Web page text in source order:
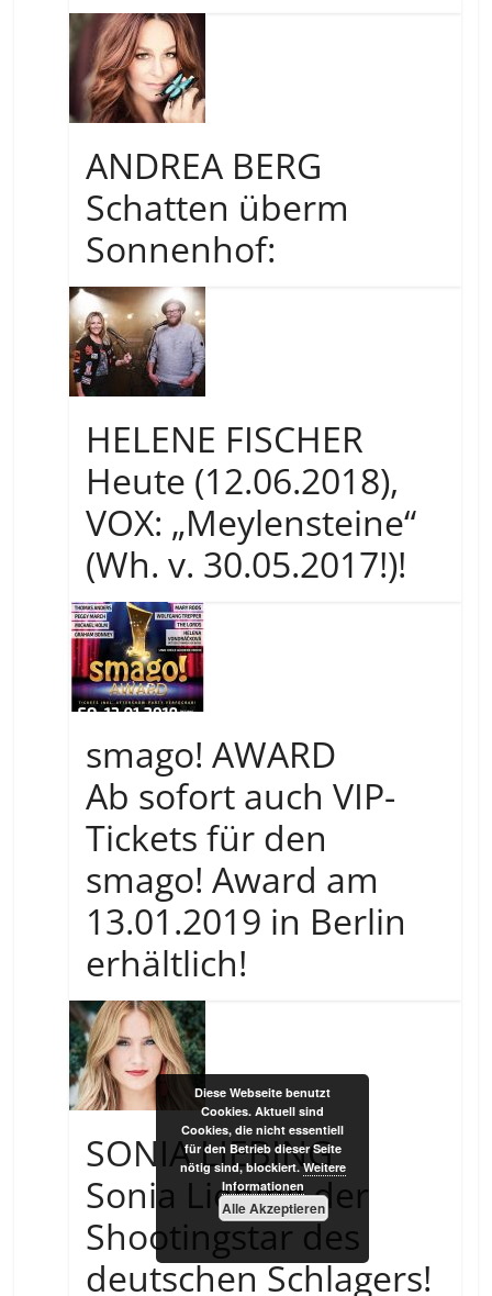
ANDREA BERG
Schatten überm
Sonnenhof:
HELENE FISCHER
Heute (12.06.2018),
VOX: „Meylensteine“
(Wh. v. 30.05.2017!)!
smago! AWARD
Ab sofort auch VIP-
Tickets für den
smago! Award am
13.01.2019 in Berlin
erhältlich!
SONIA LIEBING
Sonia Liebing der
Shootingstar des
deutschen Schlagers!
Diese Webseite benutzt
Cookies. Aktuell sind
Cookies, die nicht essentiell
für den Betrieb dieser Seite
nötig sind, blockiert.Weitere
Informationen
Alle Akzeptieren